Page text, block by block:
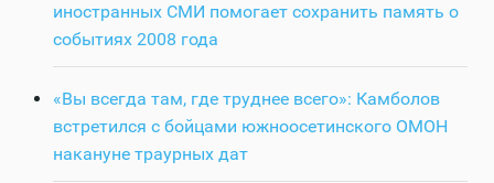
иностранных СМИ помогает сохранить память о
событиях 2008 года
«Вы всегда там, где труднее всего»: Камболов
встретился с бойцами южноосетинского ОМОН
накануне траурных дат